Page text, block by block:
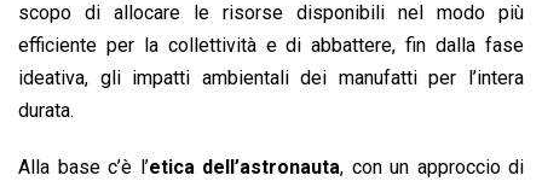
scopo di allocare le risorse disponibili nel modo più
efficiente per la collettività e di abbattere, fin dalla fase
ideativa, gli impatti ambientali dei manufatti per l’intera
durata.
Alla base c’è l’etica dell’astronauta, con un approccio di